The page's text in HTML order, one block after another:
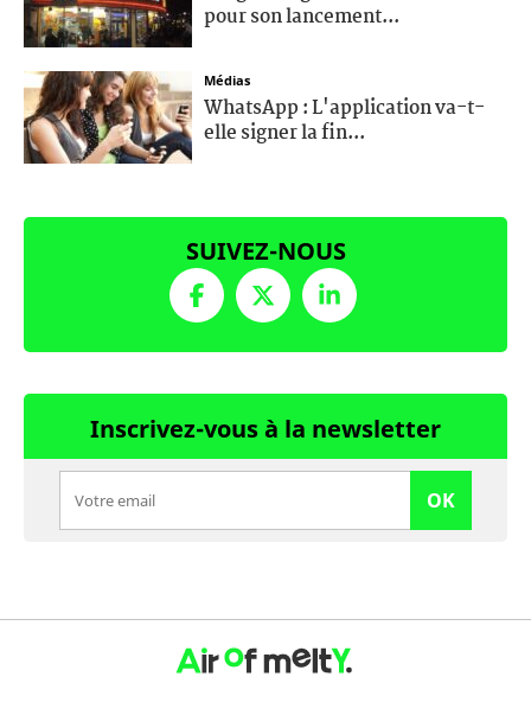
pour son lancement...
Médias
WhatsApp : L'application va-t-
elle signer la fin...
SUIVEZ-NOUS
Inscrivez-vous à la newsletter
OK